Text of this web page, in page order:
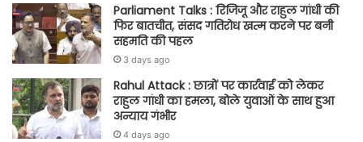
Parliament Talks : रिजिजू और राहुल गांधी की
फिर बातचीत, संसद गतिरोध खत्म करने पर बनी
सहमति की पहल
3 days ago
Rahul Attack : छात्रों पर कार्रवाई को लेकर
राहुल गांधी का हमला, बोले युवाओं के साथ हुआ
अन्याय गंभीर
4 days ago